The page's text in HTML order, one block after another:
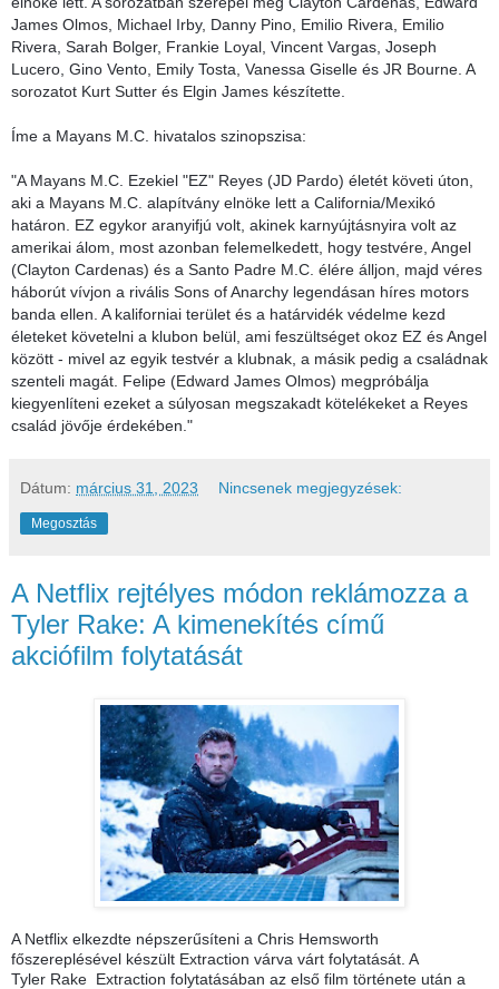
James Olmos, Michael Irby, Danny Pino, Emilio Rivera, Emilio
Rivera, Sarah Bolger, Frankie Loyal, Vincent Vargas, Joseph
Lucero, Gino Vento, Emily Tosta, Vanessa Giselle és JR Bourne. A
sorozatot Kurt Sutter és Elgin James készítette.
Íme a Mayans M.C. hivatalos szinopszisa:
"A Mayans M.C. Ezekiel "EZ" Reyes (JD Pardo) életét követi úton,
aki a Mayans M.C. alapítvány elnöke lett a California/Mexikó
határon. EZ egykor aranyifjú volt, akinek karnyújtásnyira volt az
amerikai álom, most azonban felemelkedett, hogy testvére, Angel
(Clayton Cardenas) és a Santo Padre M.C. élére álljon, majd véres
háborút vívjon a rivális Sons of Anarchy legendásan híres motors
banda ellen. A kaliforniai terület és a határvidék védelme kezd
életeket követelni a klubon belül, ami feszültséget okoz EZ és Angel
között - mivel az egyik testvér a klubnak, a másik pedig a családnak
szenteli magát. Felipe (Edward James Olmos) megpróbálja
kiegyenlíteni ezeket a súlyosan megszakadt kötelékeket a Reyes
család jövője érdekében."
Dátum: március 31, 2023 Nincsenek megjegyzések:
Megosztás
A Netflix rejtélyes módon reklámozza a
Tyler Rake: A kimenekítés című
akciófilm folytatását
A Netflix elkezdte népszerűsíteni a Chris Hemsworth
főszereplésével készült Extraction várva várt folytatását. A
Tyler Rake Extraction folytatásában az első film története után a